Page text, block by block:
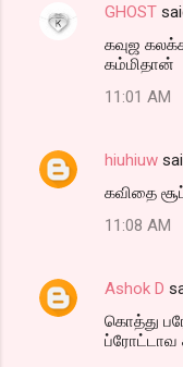
GHOST
கவுஜ
கம்மிதான்
11:01 AM
hiuhiuw
கவிதை
11:08 AM
Ashok D
கொத்து
ப்ரோட்டாவ